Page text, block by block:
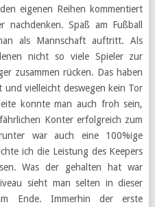
eigenen Reihen kommentiert
Spaß am Fußball
als Mannschaft auftritt. Als
nicht so viele Spieler zur
zusammen rücken. Das haben
vielleicht deswegen kein Tor
konnte man auch froh sein,
Konter erfolgreich zum
war auch eine 100%ige
ich die Leistung des Keepers
Was der gehalten hat war
sieht man selten in dieser
Ende. Immerhin der erste